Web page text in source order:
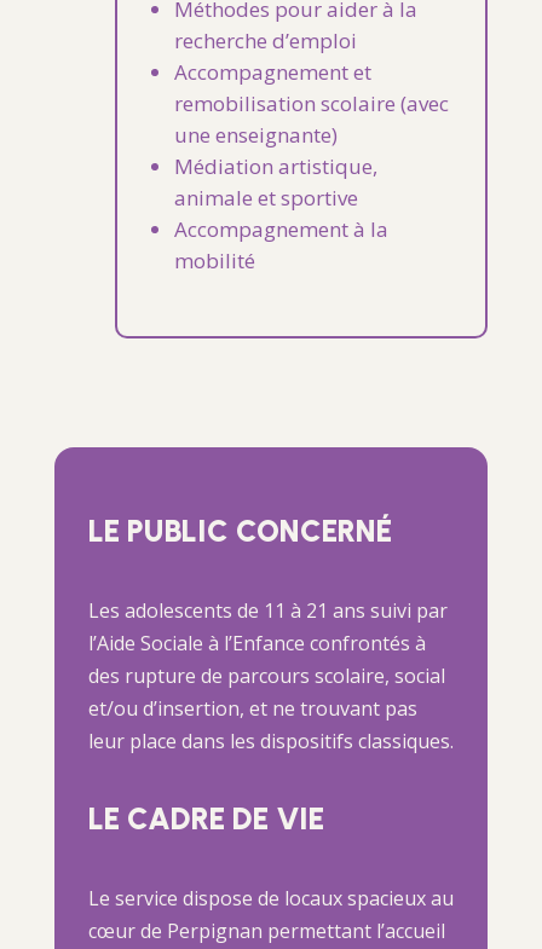
Méthodes pour aider à la
recherche d’emploi
Accompagnementet
remobilisation scolaire (avec
une enseignante)
Médiation artistique,
animale et sportive
Accompagnementà la
mobilité
LE PUBLIC CONCERNÉ
Les adolescents de 11 à 21 ans suivi par
l’Aide Sociale à l’Enfance confrontés à
des rupture de parcours scolaire, social
et/ou d’insertion, et ne trouvant pas
leur place dans les dispositifs classiques.
LE CADRE DE VIE
Le service dispose de locaux spacieux au
cœur de Perpignan permettant l’accueil